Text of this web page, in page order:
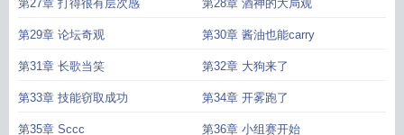
第27章 打得很有层次感 第28章 酒神的大局观
第29章 论坛奇观 第30章 酱油也能carry
第31章 长歌当笑 第32章 大狗来了
第33章 技能窃取成功 第34章 开雾跑了
第35章 Sccc 第36章 小组赛开始